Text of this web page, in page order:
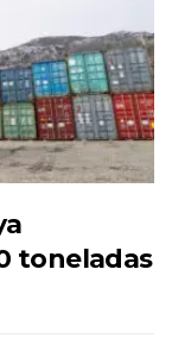
toneladas